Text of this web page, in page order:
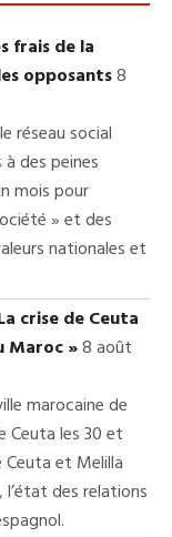
frais de la
opposants8
réseau social
des peines
mois pour
» et des
nationales et
crise de Ceuta
Maroc »8 août
marocaine de
Ceuta les 30 et
Ceuta et Melilla
des relations